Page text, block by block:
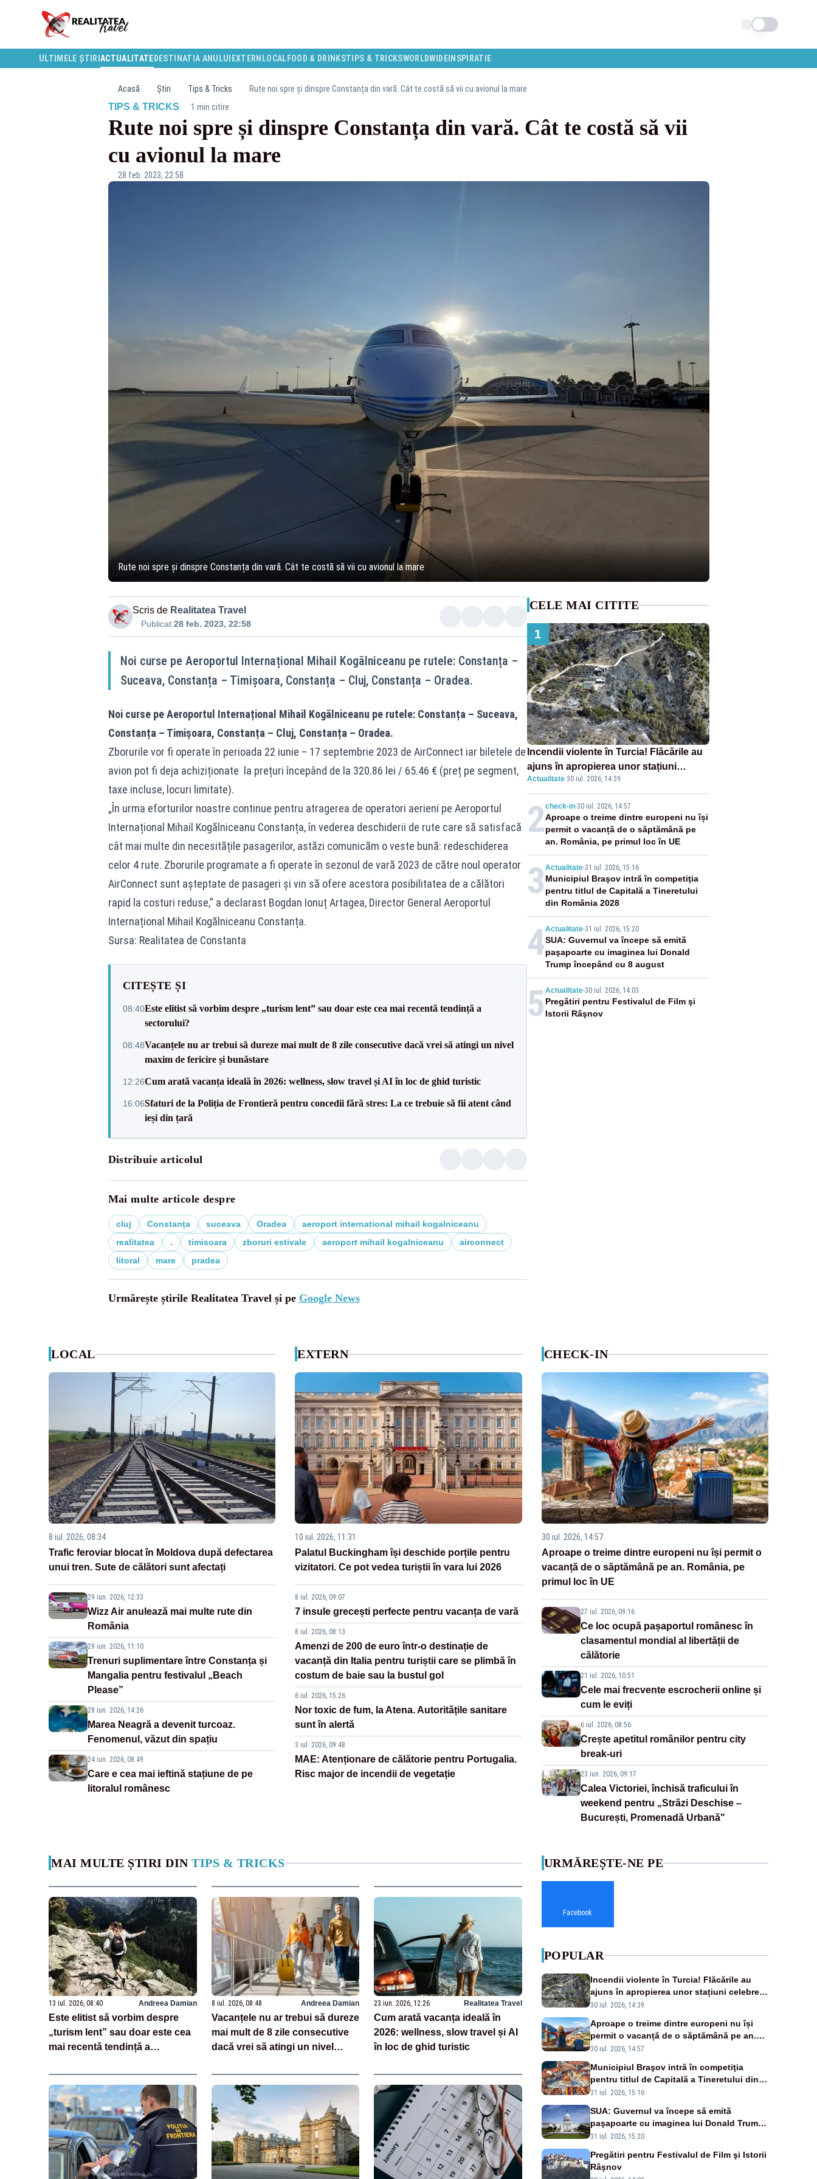
Schimba tema
ULTIMELE ȘTIRI ACTUALITATE DESTINATIA ANULUI EXTERN LOCAL FOOD & DRINKSTIPS & TRICKSWORLDWIDEINSPIRATIE
Acasă Știri Tips & Tricks Rute noi spre și dinspre Constanța din vară. Cât te costă să vii cu avionul la mare
TIPS & TRICKS· 1 min citire
Rute noi spre și dinspre Constanța din vară. Cât te costă să vii
cu avionul la mare
28 feb. 2023, 22:58
Rute noi spre și dinspre Constanța din vară. Cât te costă să vii cu avionul la mare
Scris de Realitatea Travel
Publicat:28 feb. 2023, 22:58
Noi curse pe Aeroportul Internațional Mihail Kogălniceanu pe rutele: Constanța –
Suceava, Constanța – Timișoara, Constanța – Cluj, Constanța – Oradea.
Noi curse pe Aeroportul Internațional Mihail Kogălniceanu pe rutele: Constanța – Suceava,
Constanța – Timișoara, Constanța – Cluj, Constanța – Oradea.
Zborurile vor fi operate în perioada 22 iunie – 17 septembrie 2023 de AirConnect iar biletele de
avion pot fi deja achiziționate la prețuri începând de la 320.86 lei / 65.46 € (preț pe segment,
taxe incluse, locuri limitate).
„În urma eforturilor noastre continue pentru atragerea de operatori aerieni pe Aeroportul
Internațional Mihail Kogălniceanu Constanța, în vederea deschiderii de rute care să satisfacă
cât mai multe din necesitățile pasagerilor, astăzi comunicăm o veste bună: redeschiderea
celor 4 rute. Zborurile programate a fi operate în sezonul de vară 2023 de către noul operator
AirConnect sunt așteptate de pasageri și vin să ofere acestora posibilitatea de a călători
rapid la costuri reduse,” a declarast Bogdan Ionuț Artagea, Director General Aeroportul
Internațional Mihail Kogălniceanu Constanța.
Sursa: Realitatea de Constanta
CITEȘTE ȘI
08:40Este elitist să vorbim despre „turism lent” sau doar este cea mai recentă tendință a
sectorului?
08:48Vacanțele nu ar trebui să dureze mai mult de 8 zile consecutive dacă vrei să atingi un nivel
maxim de fericire și bunăstare
12:26Cum arată vacanța ideală în 2026: wellness, slow travel și AI în loc de ghid turistic
16:06Sfaturi de la Poliția de Frontieră pentru concedii fără stres: La ce trebuie să fii atent când
ieși din țară
Distribuie articolul
Mai multe articole despre
cluj Constanța suceava Oradea
aeroport international mihail kogalniceanu
realitatea
. timisoara zboruri estivale aeroport mihail kogalniceanu
airconnect
litoral
mare pradea
Urmărește știrile Realitatea Travel și pe Google News
CELE MAI CITITE
1
Incendii violente în Turcia! Flăcările au
ajuns în apropierea unor stațiuni
celebre: sute de persoane, evacuate
Actualitate·30 iul. 2026, 14:39
2check-in-30 iul. 2026, 14:57
Aproape o treime dintre europeni nu își
permit o vacanță de o săptămână pe
an. România, pe primul loc în UE
3 Actualitate-31 iul. 2026, 15:16
Municipiul Braşov intră în competiţia
pentru titlul de Capitală a Tineretului
din România 2028
4Actualitate-31 iul. 2026, 15:20
SUA: Guvernul va începe să emită
paşapoarte cu imaginea lui Donald
Trump începând cu 8 august
5 Actualitate-30 iul. 2026, 14:03
Pregătiri pentru Festivalul de Film şi
Istorii Râşnov
LOCAL
8 iul. 2026, 08:34
Trafic feroviar blocat în Moldova după defectarea
unui tren. Sute de călători sunt afectați
29 iun. 2026, 12:33
Wizz Air anulează mai multe rute din
România
29 iun. 2026, 11:10
Trenuri suplimentare între Constanța și
Mangalia pentru festivalul „Beach
Please”
28 iun. 2026, 14:26
Marea Neagră a devenit turcoaz.
Fenomenul, văzut din spațiu
24 iun. 2026, 08:49
Care e cea mai ieftină stațiune de pe
litoralul românesc
EXTERN
10 iul. 2026, 11:31
Palatul Buckingham își deschide porțile pentru
vizitatori. Ce pot vedea turiștii în vara lui 2026
8 iul. 2026, 09:07
7 insule grecești perfecte pentru vacanța de vară
8 iul. 2026, 08:13
Amenzi de 200 de euro într-o destinație de
vacanță din Italia pentru turiștii care se plimbă în
costum de baie sau la bustul gol
6 iul. 2026, 15:26
Nor toxic de fum, la Atena. Autoritățile sanitare
sunt în alertă
3 iul. 2026, 09:48
MAE: Atenționare de călătorie pentru Portugalia.
Risc major de incendii de vegetație
CHECK-IN
30 iul. 2026, 14:57
Aproape o treime dintre europeni nu își permit o
vacanță de o săptămână pe an. România, pe
primul loc în UE
27 iul. 2026, 09:16
Ce loc ocupă pașaportul românesc în
clasamentul mondial al libertății de
călătorie
21 iul. 2026, 10:51
Cele mai frecvente escrocherii online și
cum le eviți
6 iul. 2026, 08:56
Crește apetitul românilor pentru city
break-uri
23 iun. 2026, 09:17
Calea Victoriei, închisă traficului în
weekend pentru „Străzi Deschise –
București, Promenadă Urbană"
MAI MULTE ȘTIRI DIN TIPS & TRICKS
13 iul. 2026, 08:40 Andreea Damian
Este elitist să vorbim despre
„turism lent” sau doar este cea
mai recentă tendință a
8 iul. 2026, 08:48 Andreea Damian
Vacanțele nu ar trebui să dureze
mai mult de 8 zile consecutive
dacă vrei să atingi un nivel
23 iun. 2026, 12:26 Realitatea Travel
Cum arată vacanța ideală în
2026: wellness, slow travel și AI
în loc de ghid turistic
URMĂREȘTE-NE PE
Facebook
POPULAR
Incendii violente în Turcia! Flăcările au
ajuns în apropierea unor stațiuni celebre:
sute de persoane, evacuate
30 iul. 2026, 14:39
Aproape o treime dintre europeni nu își
permit o vacanță de o săptămână pe an.
România, pe primul loc în UE
30 iul. 2026, 14:57
Municipiul Braşov intră în competiţia
pentru titlul de Capitală a Tineretului din
România 2028
31 iul. 2026, 15:16
SUA: Guvernul va începe să emită
paşapoarte cu imaginea lui Donald Trump
începând cu 8 august
31 iul. 2026, 15:20
Pregătiri pentru Festivalul de Film şi Istorii
Râşnov